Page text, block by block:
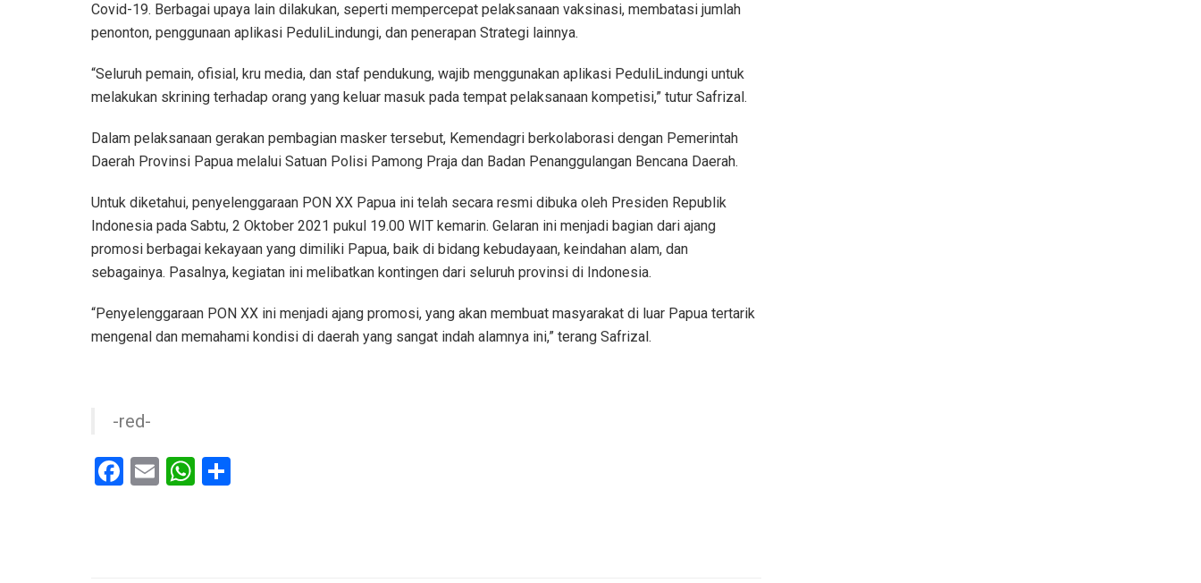
Covid-19. Berbagai upaya lain dilakukan, seperti mempercepat pelaksanaan vaksinasi, membatasi jumlah
penonton, penggunaan aplikasi PeduliLindungi, dan penerapan Strategi lainnya.
“Seluruh pemain, ofisial, kru media, dan staf pendukung, wajib menggunakan aplikasi PeduliLindungi untuk
melakukan skrining terhadap orang yang keluar masuk pada tempat pelaksanaan kompetisi,” tutur Safrizal.
Dalam pelaksanaan gerakan pembagian masker tersebut, Kemendagri berkolaborasi dengan Pemerintah
Daerah Provinsi Papua melalui Satuan Polisi Pamong Praja dan Badan Penanggulangan Bencana Daerah.
Untuk diketahui, penyelenggaraan PON XX Papua ini telah secara resmi dibuka oleh Presiden Republik
Indonesia pada Sabtu, 2 Oktober 2021 pukul 19.00 WIT kemarin. Gelaran ini menjadi bagian dari ajang
promosi berbagai kekayaan yang dimiliki Papua, baik di bidang kebudayaan, keindahan alam, dan
sebagainya. Pasalnya, kegiatan ini melibatkan kontingen dari seluruh provinsi di Indonesia.
“Penyelenggaraan PON XX ini menjadi ajang promosi, yang akan membuat masyarakat di luar Papua tertarik
mengenal dan memahami kondisi di daerah yang sangat indah alamnya ini,” terang Safrizal.
-red-
F
E
W